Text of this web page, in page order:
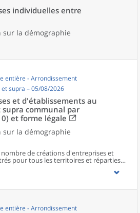
individuelles entre
sur la démographie
entière - Arrondissement
et supra – 05/08/2026
et d'établissements au
communal par
et forme légale
sur la démographie
de créations d'entreprises et
pour tous les territoires et réparties
la forme légale.
entière - Arrondissement